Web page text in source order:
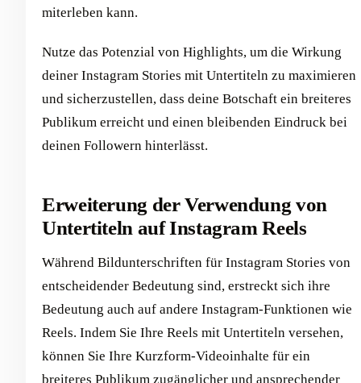
miterleben kann.
Nutze das Potenzial von Highlights, um die Wirkung
deiner Instagram Stories mit Untertiteln zu maximieren
und sicherzustellen, dass deine Botschaft ein breiteres
Publikum erreicht und einen bleibenden Eindruck bei
deinen Followern hinterlässt.
Erweiterung der Verwendung von
Untertiteln auf Instagram Reels
Während Bildunterschriften für Instagram Stories von
entscheidender Bedeutung sind, erstreckt sich ihre
Bedeutung auch auf andere Instagram-Funktionen wie
Reels. Indem Sie Ihre Reels mit Untertiteln versehen,
können Sie Ihre Kurzform-Videoinhalte für ein
breiteres Publikum zugänglicher und ansprechender